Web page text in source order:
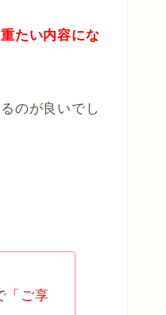
たい内容にな
のが良いでし
「ご享